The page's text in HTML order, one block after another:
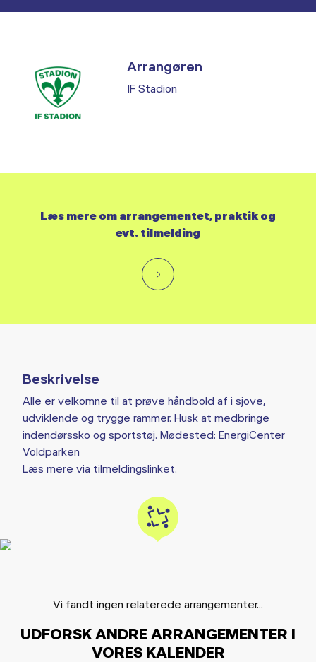
Beskrivelse
Alle er velkomne til at prøve håndbold af i sjove,
udviklende og trygge rammer. Husk at medbringe
indendørssko og sportstøj. Mødested: EnergiCenter
Voldparken
Læs mere via tilmeldingslinket.
Arrangøren
IF Stadion
Læs mere om arrangementet, praktik og
evt. tilmelding
Vi fandt ingen relaterede arrangementer...
UDFORSK ANDRE ARRANGEMENTER I
VORES KALENDER